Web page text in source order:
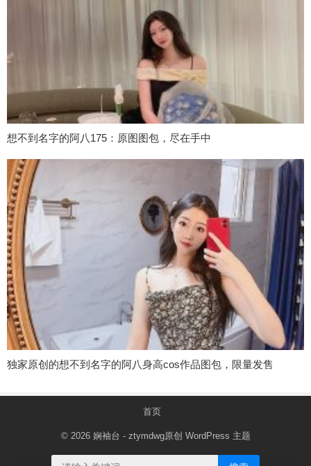
想不到名字的阿八175：原图图包，尽在手中
独家原创的想不到名字的阿八身高cos作品图包，限量发售
首页
© 2026 娴袖台 - ztymdwg原创 WordPress 主题